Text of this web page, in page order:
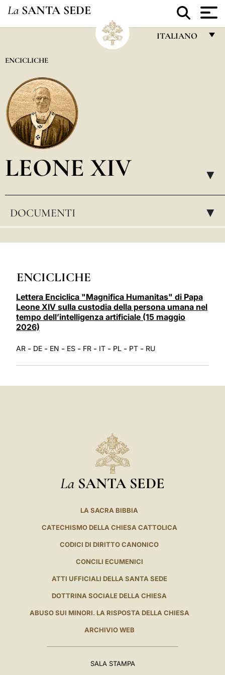
La SANTA SEDE
ITALIANO
العربيّة
ENCICLICHE
LEONE XIV ▸
DOCUMENTI ▸
ENCICLICHE
Lettera Enciclica "Magnifica Humanitas" di Papa
Leone XIV sulla custodia della persona umana nel
tempo dell’intelligenza artificiale (15 maggio
2026)
AR - DE - EN - ES - FR - IT - PL - PT - RU
La SANTA SEDE
LA SACRA BIBBIA
CATECHISMO DELLA CHIESA CATTOLICA
CODICI DI DIRITTO CANONICO
CONCILI ECUMENICI
ATTI UFFICIALI DELLA SANTA SEDE
DOTTRINA SOCIALE DELLA CHIESA
ABUSO SUI MINORI. LA RISPOSTA DELLA CHIESA
ARCHIVIO WEB
SALA STAMPA